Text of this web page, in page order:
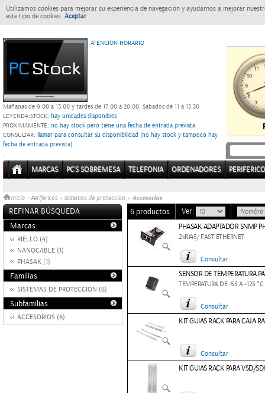
Utilizamos cookies para mejorar su experiencia de navegación y ayudarnos a mejorar
este tipo de cookies. Aceptar
ATENCIÓN HORARIO
Mañanas de 9:00 a 13:00 y tardes de 17:00 a 20:00. Sábados de 11 a 13:30
LEYENDA:STOCK: hay unidades disponibles
PROXIMAMENTE: no hay stock pero tiene una fecha de entrada prevista.
CONSULTAR: llamar para consultar su disponibilidad (no hay stock y tampoco hay
fecha de entrada prevista)
.
MARCAS PC'S SOBREMESA TELEFONIA ORDENADORES
Inicio > Perifericos » Sistemas de proteccion » Accesorios
REFINAR BÚSQUEDA
Marcas
RIELLO (4)
NANOCABLE (1)
PHASAK (1)
Familias
SISTEMAS DE PROTECCION (6)
Subfamilias
ACCESORIOS (6)
6 productos Ver:
PHASAK ADAPTADOR SNMP
2xRJ45/ FAST ETHERNET
Consultar
SENSOR DE TEMPERATURA
TEMPERATURA DE -55 A +125 °C
Consultar
KIT GUIAS RACK PARA CAJA
Consultar
KIT GUIAS RACK PARA VSD/